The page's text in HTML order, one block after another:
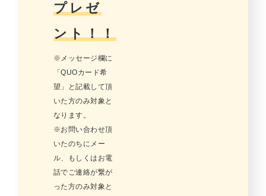
プレゼ
ント！！
※メッセージ欄に
「QUOカード希
望」と記載して頂
いた方のみ対象と
なります。
※お問い合わせ頂
いたのちにメー
ル、もしくはお電
話でご連絡が繋が
った方のみ対象と